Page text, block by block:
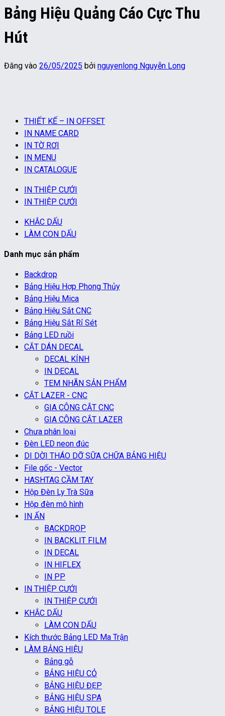
Bảng Hiệu Quảng Cáo Cực Thu
Hút
Đăng vào 26/05/2025 bởi nguyenlong Nguyễn Long
THIẾT KẾ – IN OFFSET
IN NAME CARD
IN TỜ RƠI
IN MENU
IN CATALOGUE
IN THIỆP CƯỚI
IN THIỆP CƯỚI
KHẮC DẤU
LÀM CON DẤU
Danh mục sản phẩm
Backdrop
Bảng Hiệu Hợp Phong Thủy
Bảng Hiệu Mica
Bảng Hiệu Sắt CNC
Bảng Hiệu Sắt Rỉ Sét
Bảng LED ruồi
CẮT DÁN DECAL
DECAL KÍNH
IN DECAL
TEM NHÃN SẢN PHẨM
CẮT LAZER - CNC
GIA CÔNG CẮT CNC
GIA CÔNG CẮT LAZER
Chưa phân loại
Đèn LED neon đúc
DI DỜI THÁO DỠ SỮA CHỮA BẢNG HIỆU
File gốc - Vector
HASHTAG CẦM TAY
Hộp Đèn Ly Trà Sữa
Hộp đèn mô hình
IN ẤN
BACKDROP
IN BACKLIT FILM
IN DECAL
IN HIFLEX
IN PP
IN THIỆP CƯỚI
IN THIỆP CƯỚI
KHẮC DẤU
LÀM CON DẤU
Kích thước Bảng LED Ma Trận
LÀM BẢNG HIỆU
Bảng gỗ
BẢNG HIỆU CỎ
BẢNG HIỆU ĐẸP
BẢNG HIỆU SPA
BẢNG HIỆU TOLE